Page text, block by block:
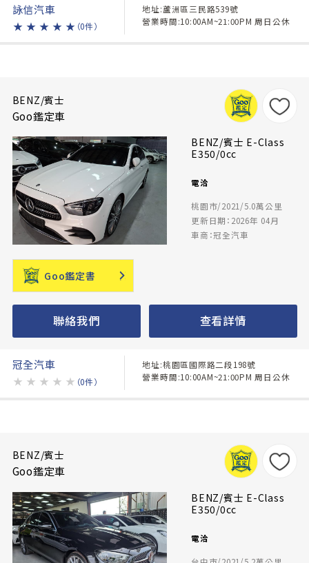
詠信汽車
★ ★ ★ ★ ★ （0件）
地址:蘆洲區三民路539號
營業時間:10:00AM~21:00PM 周日公休
BENZ/賓士
Goo鑑定車
BENZ/賓士 E-Class
E350/0cc
電洽
桃園市/2021/5.0萬公里
更新日期：2026年 04月
車商：冠全汽車
Goo鑑定書
聯絡我們 查看詳情
冠全汽車
★ ★ ★ ★ ★ （0件）
地址:桃園區國際路二段198號
營業時間:10:00AM~21:00PM 周日公休
BENZ/賓士
Goo鑑定車
BENZ/賓士 E-Class
E350/0cc
電洽